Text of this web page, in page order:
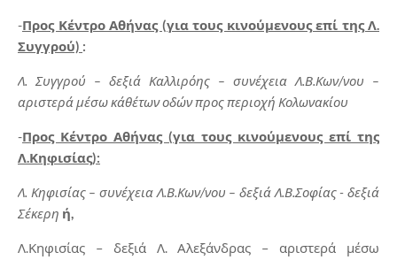
-Προς Κέντρο Αθήνας (για τους κινούμενους επί της Λ.
Συγγρού) :
Λ. Συγγρού – δεξιά Καλλιρόης – συνέχεια Λ.Β.Κων/νου –
αριστερά μέσω κάθέτων οδών προς περιοχή Κολωνακίου
-Προς Κέντρο Αθήνας (για τους κινούμενους επί της
Λ.Κηφισίας):
Λ. Κηφισίας – συνέχεια Λ.Β.Κων/νου – δεξιά Λ.Β.Σοφίας - δεξιά
Σέκερη ή,
Λ.Κηφισίας – δεξιά Λ. Αλεξάνδρας – αριστερά μέσω